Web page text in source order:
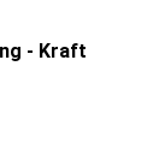
- Kraft